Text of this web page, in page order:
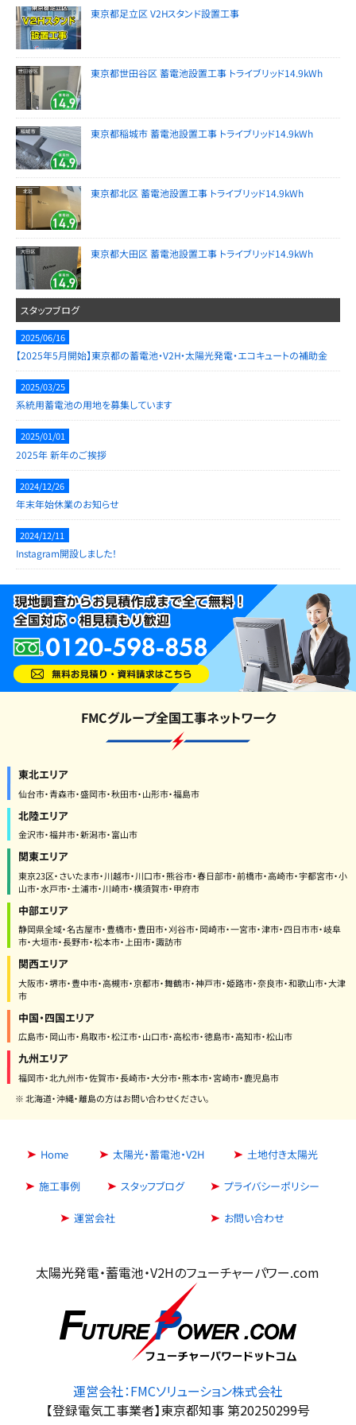
東京都足立区 V2Hスタンド設置工事
東京都世田谷区 蓄電池設置工事 トライブリッド14.9kWh
東京都稲城市 蓄電池設置工事 トライブリッド14.9kWh
東京都北区 蓄電池設置工事 トライブリッド14.9kWh
東京都大田区 蓄電池設置工事 トライブリッド14.9kWh
スタッフブログ
2025/06/16
【2025年5月開始】東京都の蓄電池・V2H・太陽光発電・エコキュートの補助金
2025/03/25
系統用蓄電池の用地を募集しています
2025/01/01
2025年 新年のご挨拶
2024/12/26
年末年始休業のお知らせ
2024/12/11
Instagram開設しました！
FMCグループ全国工事ネットワーク
東北エリア
仙台市・青森市・盛岡市・秋田市・山形市・福島市
北陸エリア
金沢市・福井市・新潟市・富山市
関東エリア
東京23区・さいたま市・川越市・川口市・熊谷市・春日部市・前橋市・高崎市・宇都宮市・小
山市・水戸市・土浦市・川崎市・横須賀市・甲府市
中部エリア
静岡県全域・名古屋市・豊橋市・豊田市・刈谷市・岡崎市・一宮市・津市・四日市市・岐阜
市・大垣市・長野市・松本市・上田市・諏訪市
関西エリア
大阪市・堺市・豊中市・高槻市・京都市・舞鶴市・神戸市・姫路市・奈良市・和歌山市・大津
市
中国・四国エリア
広島市・岡山市・鳥取市・松江市・山口市・高松市・徳島市・高知市・松山市
九州エリア
福岡市・北九州市・佐賀市・長崎市・大分市・熊本市・宮崎市・鹿児島市
※ 北海道・沖縄・離島の方はお問い合わせください。
Home 太陽光・蓄電池・V2H 土地付き太陽光
施工事例 スタッフブログ プライバシーポリシー
運営会社 お問い合わせ
太陽光発電・蓄電池・V2Hのフューチャーパワー.com
運営会社：FMCソリューション株式会社
【登録電気工事業者】東京都知事 第20250299号